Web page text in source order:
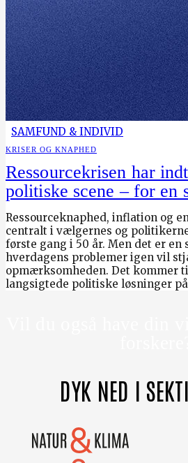
SAMFUND & INDIVID
KRISER OG KNAPHED
Ressourcekrisen har
politiske scene – for en
Ressourceknaphed, inflation og
centralt i vælgernes og
første gang i 50 år. Men det er
hverdagens problemer igen vil
opmærksomheden. Det kommer
langsigtede politiske løsninger
DYK NED I